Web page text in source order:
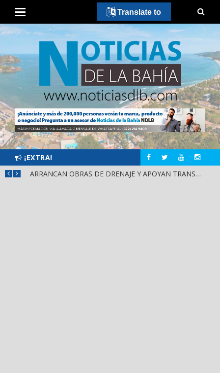
¡EXTRA!
ARRANCAN OBRAS DE DRENAJE Y APOYAN TRANSPORTE PÚBLICO EN PUENTE DE SAN CAYETANO
Translate to